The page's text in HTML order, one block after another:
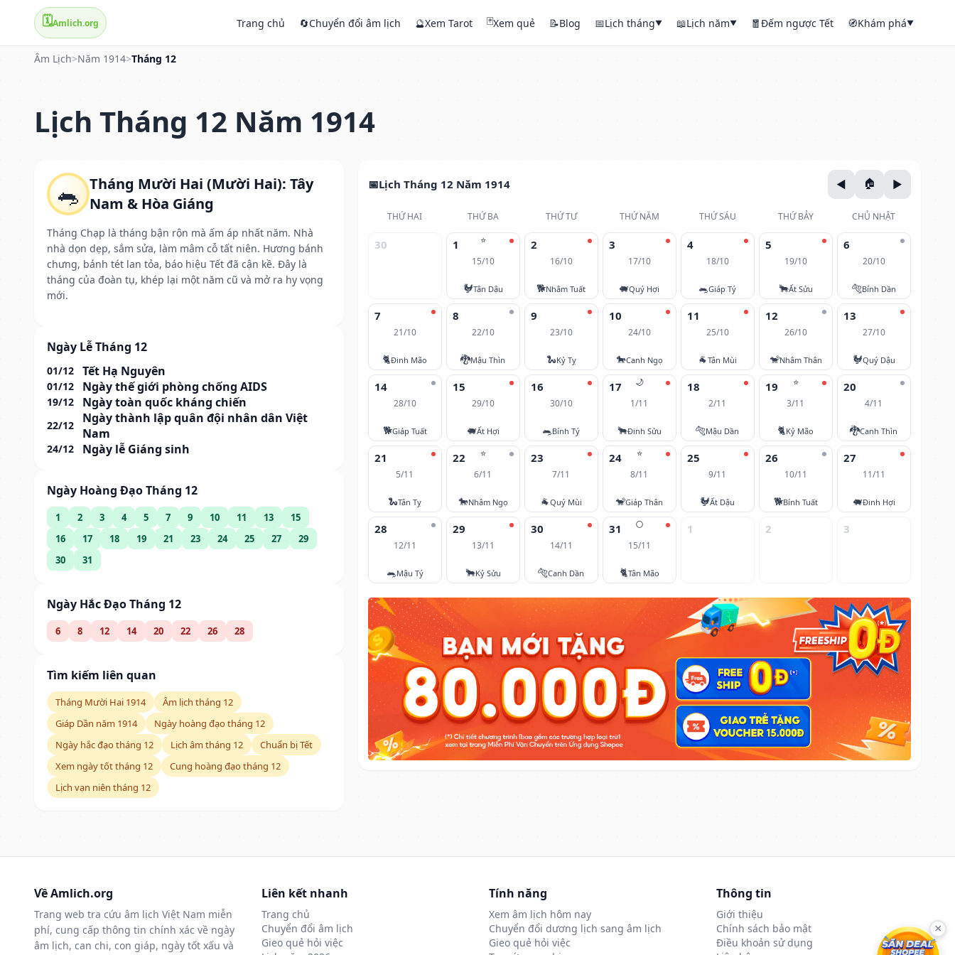
🗓️Amlich.org Trang chủ 🔄Chuyển đổi âm lịch 🔮Xem Tarot 🃏Xem quẻ 📝Blog 📅Lịch tháng▼ 📖Lịch năm▼ 🧧Đếm ngược Tết 🧭Khám phá▼
Âm Lịch>Năm 1914>Tháng 12
Lịch Tháng 12 Năm 1914
🐀 Tháng Mười Hai (Mười Hai): Tây
Nam & Hòa Giáng
Tháng Chạp là tháng bận rộn mà ấm áp nhất năm. Nhà
nhà dọn dẹp, sắm sửa, làm mâm cỗ tất niên. Hương bánh
chưng, bánh tét lan tỏa, báo hiệu Tết đã cận kề. Đây là
tháng của đoàn tụ, khép lại một năm cũ và mở ra hy vọng
mới.
Ngày Lễ Tháng 12
01/12 Tết Hạ Nguyên
01/12 Ngày thế giới phòng chống AIDS
19/12 Ngày toàn quốc kháng chiến
22/12
Ngày thành lập quân đội nhân dân Việt
Nam
24/12 Ngày lễ Giáng sinh
Ngày Hoàng Đạo Tháng 12
1 2 3 4 5 7 9 10 11 13
15
16
17 18 19 21 23 24 25 27
29
30
31
Ngày Hắc Đạo Tháng 12
6 8 12 14 20 22 26 28
Tìm kiếm liên quan
Tháng Mười Hai 1914
Âm lịch tháng 12
Giáp Dần năm 1914
Ngày hoàng đạo tháng 12
Ngày hắc đạo tháng 12
Lịch âm tháng 12
Chuẩn bị Tết
Xem ngày tốt tháng 12
Cung hoàng đạo tháng 12
Lịch vạn niên tháng 12
Lịch Tháng 12 Năm 1914
THỨ HAI THỨ BA THỨ TƯ THỨ NĂM THỨ SÁU THỨ BẢY CHỦ NHẬT
30 ⭐
1
15/10
🐓Tân Dậu
2
16/10
🐕Nhâm Tuất
3
17/10
🐖Quý Hợi
4
18/10
🐀Giáp Tý
5
19/10
🐂Ất Sửu
6
20/10
🐅Bính Dần
7
21/10
🐈Đinh Mão
8
22/10
🐉Mậu Thìn
9
23/10
🐍Kỷ Tỵ
10
24/10
🐎Canh Ngọ
11
25/10
🐐Tân Mùi
12
26/10
🐒Nhâm Thân
13
27/10
🐓Quý Dậu
14
28/10
🐕Giáp Tuất
15
29/10
🐖Ất Hợi
16
30/10
🐀Bính Tý
🌙
17
1/11
🐂Đinh Sửu
18
2/11
🐅Mậu Dần
⭐
19
3/11
🐈Kỷ Mão
20
4/11
🐉Canh Thìn
21
5/11
🐍Tân Tỵ
⭐
22
6/11
🐎Nhâm Ngọ
23
7/11
🐐Quý Mùi
⭐
24
8/11
🐒Giáp Thân
25
9/11
🐓Ất Dậu
26
10/11
🐕Bính Tuất
27
11/11
🐖Đinh Hợi
28
12/11
🐀Mậu Tý
29
13/11
🐂Kỷ Sửu
30
14/11
🐅Canh Dần
🌕
31
15/11
🐈Tân Mão
1 2 3
Về Amlich.org
Trang web tra cứu âm lịch Việt Nam miễn
phí, cung cấp thông tin chính xác về ngày
âm lịch, can chi, con giáp, ngày tốt xấu và
Liên kết nhanh
Trang chủ
Chuyển đổi âm lịch
Gieo quẻ hỏi việc
Tính năng
Xem âm lịch hôm nay
Chuyển đổi dương lịch sang âm lịch
Gieo quẻ hỏi việc
Thông tin
Giới thiệu
Chính sách bảo mật
Điều khoản sử dụng
×